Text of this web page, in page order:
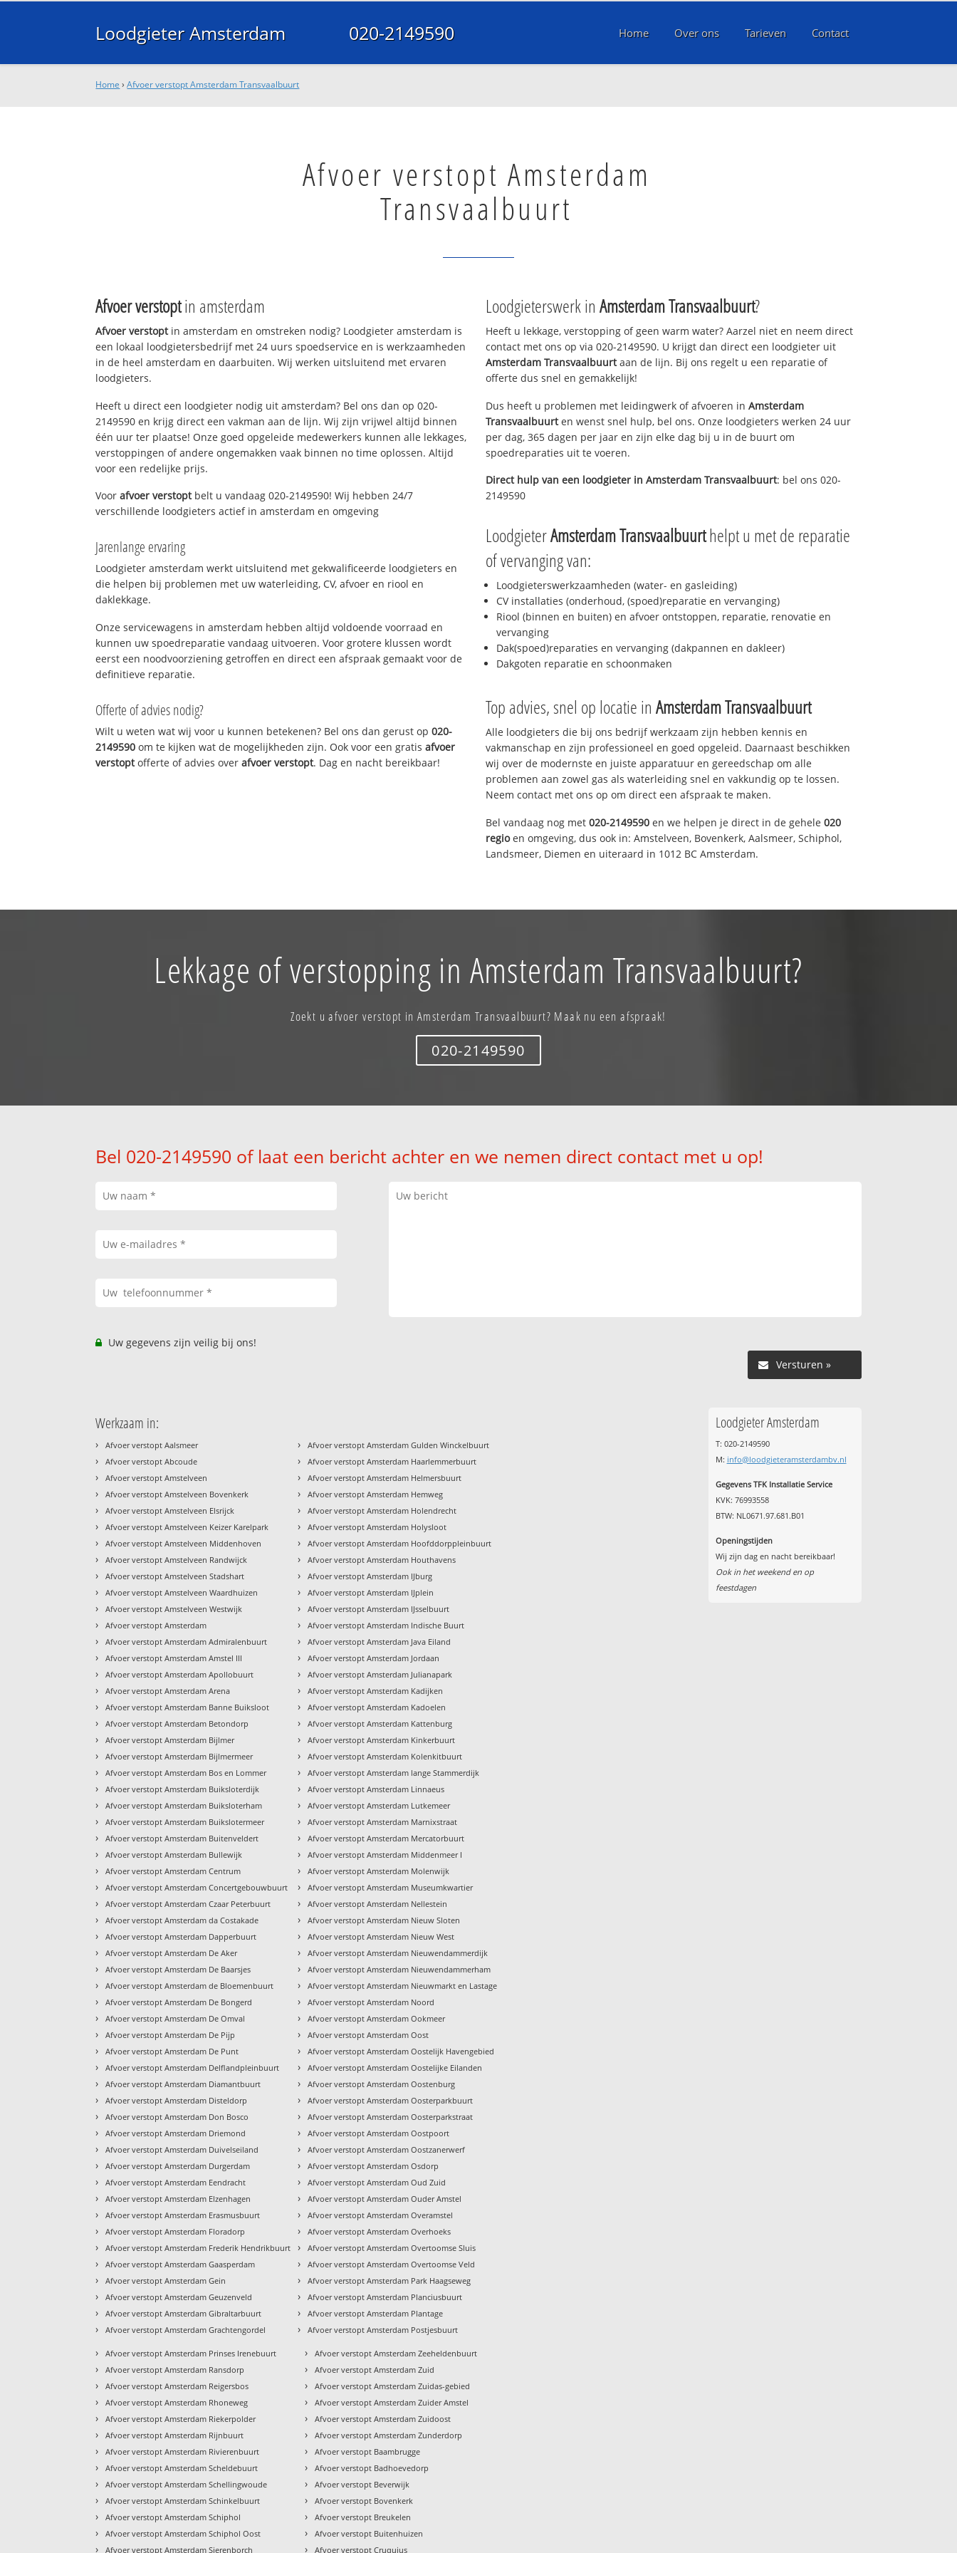
Loodgieter Amsterdam 020-2149590 Home Over ons Tarieven Contact
Home ›Afvoer verstopt Amsterdam Transvaalbuurt
Afvoer verstopt Amsterdam
Transvaalbuurt
Afvoer verstoptin amsterdam
Afvoer verstoptin amsterdam en omstreken nodig? Loodgieter amsterdam is
een lokaal loodgietersbedrijf met 24 uurs spoedservice en is werkzaamheden
in de heel amsterdam en daarbuiten. Wij werken uitsluitend met ervaren
loodgieters.
Heeft u direct een loodgieter nodig uit amsterdam? Bel ons dan op 020-
2149590 en krijg direct een vakman aan de lijn. Wij zijn vrijwel altijd binnen
één uur ter plaatse! Onze goed opgeleide medewerkers kunnen alle lekkages,
verstoppingen of andere ongemakken vaak binnen no time oplossen. Altijd
voor een redelijke prijs.
Voorafvoer verstoptbelt u vandaag 020-2149590! Wij hebben 24/7
verschillende loodgieters actief in amsterdam en omgeving
Jarenlange ervaring
Loodgieter amsterdam werkt uitsluitend met gekwalificeerde loodgieters en
die helpen bij problemen met uw waterleiding, CV, afvoer en riool en
daklekkage.
Onze servicewagens in amsterdam hebben altijd voldoende voorraad en
kunnen uw spoedreparatie vandaag uitvoeren. Voor grotere klussen wordt
eerst een noodvoorziening getroffen en direct een afspraak gemaakt voor de
definitieve reparatie.
Offerte of advies nodig?
Wilt u weten wat wij voor u kunnen betekenen? Bel ons dan gerust op020-
2149590 om te kijken wat de mogelijkheden zijn. Ook voor een gratisafvoer
verstoptofferte of advies overafvoer verstopt. Dag en nacht bereikbaar!
Loodgieterswerk in Amsterdam Transvaalbuurt?
Heeft u lekkage, verstopping of geen warm water? Aarzel niet en neem direct
contact met ons op via 020-2149590. U krijgt dan direct een loodgieter uit
Amsterdam Transvaalbuurtaan de lijn. Bij ons regelt u een reparatie of
offerte dus snel en gemakkelijk!
Dus heeft u problemen met leidingwerk of afvoeren in Amsterdam
Transvaalbuurten wenst snel hulp, bel ons. Onze loodgieters werken 24 uur
per dag, 365 dagen per jaar en zijn elke dag bij u in de buurt om
spoedreparaties uit te voeren.
Direct hulp van een loodgieter in Amsterdam Transvaalbuurt: bel ons 020-
2149590
LoodgieterAmsterdam Transvaalbuurthelpt u met de reparatie
of vervanging van:
Loodgieterswerkzaamheden (water- en gasleiding)
CV installaties (onderhoud, (spoed)reparatie en vervanging)
Riool (binnen en buiten) en afvoer ontstoppen, reparatie, renovatie en
vervanging
Dak(spoed)reparaties en vervanging (dakpannen en dakleer)
Dakgoten reparatie en schoonmaken
Top advies, snel op locatie in Amsterdam Transvaalbuurt
Alle loodgieters die bij ons bedrijf werkzaam zijn hebben kennis en
vakmanschap en zijn professioneel en goed opgeleid. Daarnaast beschikken
wij over de modernste en juiste apparatuur en gereedschap om alle
problemen aan zowel gas als waterleiding snel en vakkundig op te lossen.
Neem contact met ons op om direct een afspraak te maken.
Bel vandaag nog met 020-2149590 en we helpen je direct in de gehele 020
regioen omgeving, dus ook in: Amstelveen, Bovenkerk, Aalsmeer, Schiphol,
Landsmeer, Diemen en uiteraard in 1012 BC Amsterdam.
Lekkage of verstopping in Amsterdam Transvaalbuurt?
Zoekt u afvoer verstopt in Amsterdam Transvaalbuurt? Maak nu een afspraak!
020-2149590
Bel 020-2149590 of laat een bericht achter en we nemen direct contact met u op!
Uw gegevens zijn veilig bij ons!
Versturen »
Werkzaam in:
› Afvoer verstopt Aalsmeer
› Afvoer verstopt Abcoude
› Afvoer verstopt Amstelveen
› Afvoer verstopt Amstelveen Bovenkerk
› Afvoer verstopt Amstelveen Elsrijck
› Afvoer verstopt Amstelveen Keizer Karelpark
› Afvoer verstopt Amstelveen Middenhoven
› Afvoer verstopt Amstelveen Randwijck
› Afvoer verstopt Amstelveen Stadshart
› Afvoer verstopt Amstelveen Waardhuizen
› Afvoer verstopt Amstelveen Westwijk
› Afvoer verstopt Amsterdam
› Afvoer verstopt Amsterdam Admiralenbuurt
› Afvoer verstopt Amsterdam Amstel III
› Afvoer verstopt Amsterdam Apollobuurt
› Afvoer verstopt Amsterdam Arena
› Afvoer verstopt Amsterdam Banne Buiksloot
› Afvoer verstopt Amsterdam Betondorp
› Afvoer verstopt Amsterdam Bijlmer
› Afvoer verstopt Amsterdam Bijlmermeer
› Afvoer verstopt Amsterdam Bos en Lommer
› Afvoer verstopt Amsterdam Buiksloterdijk
› Afvoer verstopt Amsterdam Buiksloterham
› Afvoer verstopt Amsterdam Buikslotermeer
› Afvoer verstopt Amsterdam Buitenveldert
› Afvoer verstopt Amsterdam Bullewijk
› Afvoer verstopt Amsterdam Centrum
› Afvoer verstopt Amsterdam Concertgebouwbuurt
› Afvoer verstopt Amsterdam Czaar Peterbuurt
› Afvoer verstopt Amsterdam da Costakade
› Afvoer verstopt Amsterdam Dapperbuurt
› Afvoer verstopt Amsterdam De Aker
› Afvoer verstopt Amsterdam De Baarsjes
› Afvoer verstopt Amsterdam de Bloemenbuurt
› Afvoer verstopt Amsterdam De Bongerd
› Afvoer verstopt Amsterdam De Omval
› Afvoer verstopt Amsterdam De Pijp
› Afvoer verstopt Amsterdam De Punt
› Afvoer verstopt Amsterdam Delflandpleinbuurt
› Afvoer verstopt Amsterdam Diamantbuurt
› Afvoer verstopt Amsterdam Disteldorp
› Afvoer verstopt Amsterdam Don Bosco
› Afvoer verstopt Amsterdam Driemond
› Afvoer verstopt Amsterdam Duivelseiland
› Afvoer verstopt Amsterdam Durgerdam
› Afvoer verstopt Amsterdam Eendracht
› Afvoer verstopt Amsterdam Elzenhagen
› Afvoer verstopt Amsterdam Erasmusbuurt
› Afvoer verstopt Amsterdam Floradorp
› Afvoer verstopt Amsterdam Frederik Hendrikbuurt
› Afvoer verstopt Amsterdam Gaasperdam
› Afvoer verstopt Amsterdam Gein
› Afvoer verstopt Amsterdam Geuzenveld
› Afvoer verstopt Amsterdam Gibraltarbuurt
› Afvoer verstopt Amsterdam Grachtengordel
› Afvoer verstopt Amsterdam Gulden Winckelbuurt
› Afvoer verstopt Amsterdam Haarlemmerbuurt
› Afvoer verstopt Amsterdam Helmersbuurt
› Afvoer verstopt Amsterdam Hemweg
› Afvoer verstopt Amsterdam Holendrecht
› Afvoer verstopt Amsterdam Holysloot
› Afvoer verstopt Amsterdam Hoofddorppleinbuurt
› Afvoer verstopt Amsterdam Houthavens
› Afvoer verstopt Amsterdam IJburg
› Afvoer verstopt Amsterdam IJplein
› Afvoer verstopt Amsterdam IJsselbuurt
› Afvoer verstopt Amsterdam Indische Buurt
› Afvoer verstopt Amsterdam Java Eiland
› Afvoer verstopt Amsterdam Jordaan
› Afvoer verstopt Amsterdam Julianapark
› Afvoer verstopt Amsterdam Kadijken
› Afvoer verstopt Amsterdam Kadoelen
› Afvoer verstopt Amsterdam Kattenburg
› Afvoer verstopt Amsterdam Kinkerbuurt
› Afvoer verstopt Amsterdam Kolenkitbuurt
› Afvoer verstopt Amsterdam lange Stammerdijk
› Afvoer verstopt Amsterdam Linnaeus
› Afvoer verstopt Amsterdam Lutkemeer
› Afvoer verstopt Amsterdam Marnixstraat
› Afvoer verstopt Amsterdam Mercatorbuurt
› Afvoer verstopt Amsterdam Middenmeer I
› Afvoer verstopt Amsterdam Molenwijk
› Afvoer verstopt Amsterdam Museumkwartier
› Afvoer verstopt Amsterdam Nellestein
› Afvoer verstopt Amsterdam Nieuw Sloten
› Afvoer verstopt Amsterdam Nieuw West
› Afvoer verstopt Amsterdam Nieuwendammerdijk
› Afvoer verstopt Amsterdam Nieuwendammerham
› Afvoer verstopt Amsterdam Nieuwmarkt en Lastage
› Afvoer verstopt Amsterdam Noord
› Afvoer verstopt Amsterdam Ookmeer
› Afvoer verstopt Amsterdam Oost
› Afvoer verstopt Amsterdam Oostelijk Havengebied
› Afvoer verstopt Amsterdam Oostelijke Eilanden
› Afvoer verstopt Amsterdam Oostenburg
› Afvoer verstopt Amsterdam Oosterparkbuurt
› Afvoer verstopt Amsterdam Oosterparkstraat
› Afvoer verstopt Amsterdam Oostpoort
› Afvoer verstopt Amsterdam Oostzanerwerf
› Afvoer verstopt Amsterdam Osdorp
› Afvoer verstopt Amsterdam Oud Zuid
› Afvoer verstopt Amsterdam Ouder Amstel
› Afvoer verstopt Amsterdam Overamstel
› Afvoer verstopt Amsterdam Overhoeks
› Afvoer verstopt Amsterdam Overtoomse Sluis
› Afvoer verstopt Amsterdam Overtoomse Veld
› Afvoer verstopt Amsterdam Park Haagseweg
› Afvoer verstopt Amsterdam Planciusbuurt
› Afvoer verstopt Amsterdam Plantage
› Afvoer verstopt Amsterdam Postjesbuurt
› Afvoer verstopt Amsterdam Prinses Irenebuurt
› Afvoer verstopt Amsterdam Ransdorp
› Afvoer verstopt Amsterdam Reigersbos
› Afvoer verstopt Amsterdam Rhoneweg
› Afvoer verstopt Amsterdam Riekerpolder
› Afvoer verstopt Amsterdam Rijnbuurt
› Afvoer verstopt Amsterdam Rivierenbuurt
› Afvoer verstopt Amsterdam Scheldebuurt
› Afvoer verstopt Amsterdam Schellingwoude
› Afvoer verstopt Amsterdam Schinkelbuurt
› Afvoer verstopt Amsterdam Schiphol
› Afvoer verstopt Amsterdam Schiphol Oost
› Afvoer verstopt Amsterdam Sierenborch
› Afvoer verstopt Amsterdam Zeeheldenbuurt
› Afvoer verstopt Amsterdam Zuid
› Afvoer verstopt Amsterdam Zuidas-gebied
› Afvoer verstopt Amsterdam Zuider Amstel
› Afvoer verstopt Amsterdam Zuidoost
› Afvoer verstopt Amsterdam Zunderdorp
› Afvoer verstopt Baambrugge
› Afvoer verstopt Badhoevedorp
› Afvoer verstopt Beverwijk
› Afvoer verstopt Bovenkerk
› Afvoer verstopt Breukelen
› Afvoer verstopt Buitenhuizen
› Afvoer verstopt Cruquius
Loodgieter Amsterdam
T: 020-2149590
M: info@loodgieteramsterdambv.nl
Gegevens TFK Installatie Service
KVK: 76993558
BTW: NL0671.97.681.B01
Openingstijden
Wij zijn dag en nacht bereikbaar!
Ook in het weekend en op
feestdagen